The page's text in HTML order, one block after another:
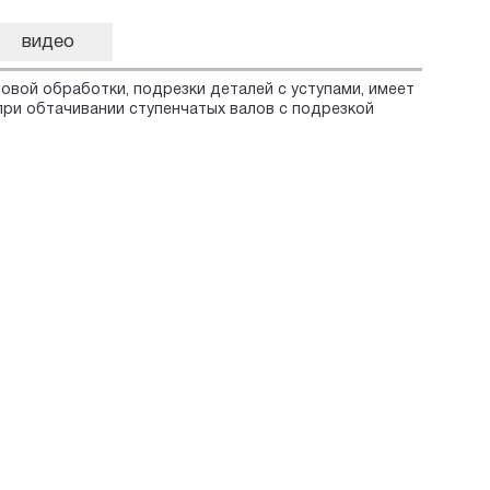
видео
обработки, подрезки деталей с уступами, имеет
обтачивании ступенчатых валов с подрезкой